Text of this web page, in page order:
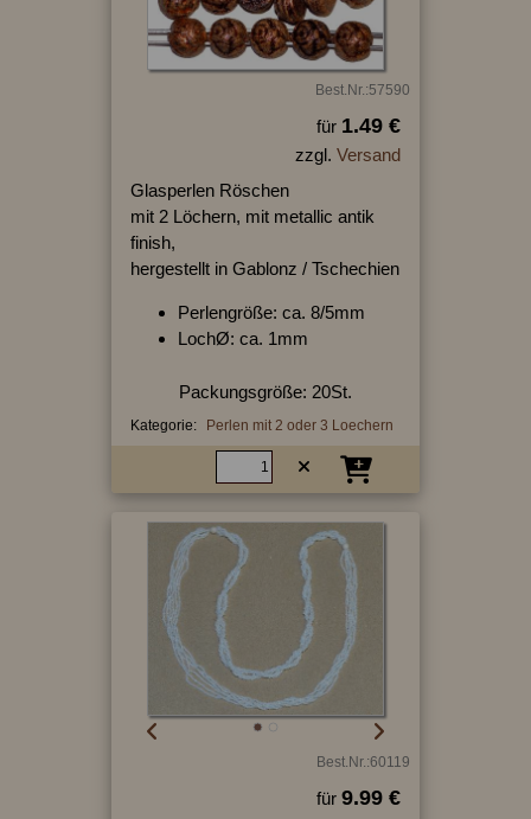
Best.Nr.:57590
für 1.49 €
zzgl. Versand
Glasperlen Röschen
mit 2 Löchern, mit metallic antik
finish,
hergestellt in Gablonz / Tschechien
Perlengröße: ca. 8/5mm
LochØ: ca. 1mm
Packungsgröße: 20St.
Kategorie: Perlen mit 2 oder 3 Loechern
Best.Nr.:60119
für 9.99 €